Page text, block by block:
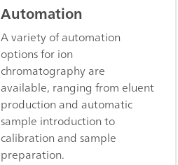
Automation
A variety of automation
options for ion
chromatography are
available, ranging from eluent
production and automatic
sample introduction to
calibration and sample
preparation.